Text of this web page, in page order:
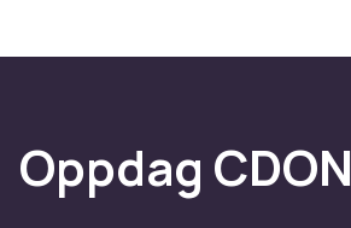
Oppdag CDON